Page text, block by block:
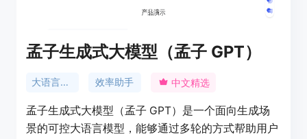
孟子生成式大模型（孟子 GPT）
大语言模型 效率助手 中文精选
孟子生成式大模型（孟子 GPT）是一个面向生成场
景的可控大语言模型，能够通过多轮的方式帮助用户